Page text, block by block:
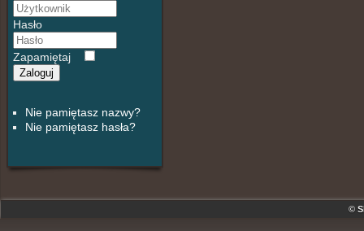
Hasło
Zapamiętaj
Zaloguj
Nie pamiętasz nazwy?
Nie pamiętasz hasła?
©